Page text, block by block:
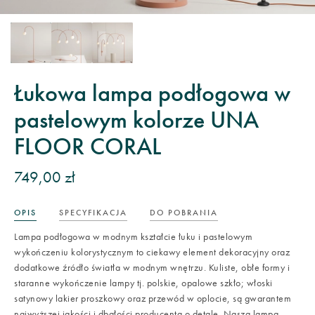
Łukowa lampa podłogowa w
pastelowym kolorze UNA
FLOOR CORAL
749,00 zł
OPIS SPECYFIKACJA DO POBRANIA
Lampa podłogowa w modnym kształcie łuku i pastelowym
wykończeniu kolorystycznym to ciekawy element dekoracyjny oraz
dodatkowe źródło światła w modnym wnętrzu. Kuliste, obłe formy i
staranne wykończenie lampy tj. polskie, opalowe szkło; włoski
satynowy lakier proszkowy oraz przewód w oplocie, są gwarantem